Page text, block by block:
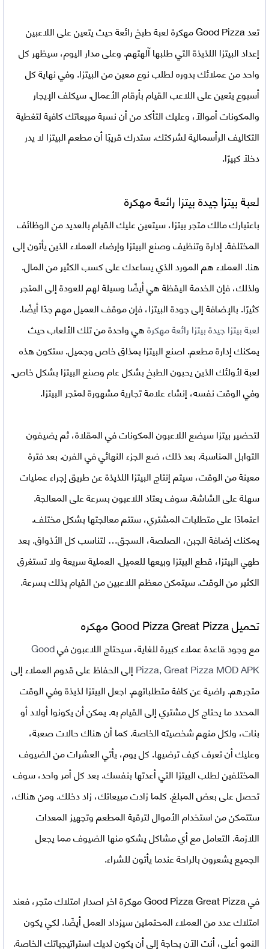
تعدGood Pizza مهكرة
لعبة طبخ رائعة حيث يتعين على اللاعبين
إعداد البيتزا اللذيذة التي طلبها آلهتهم. وعلى مدار اليوم، سيظهر كل
واحد من عملائك بدوره لطلب نوع معين من البيتزا. وفي نهاية كل
أسبوع يتعين على اللاعب القيام بأرقام الأعمال. سيكلف الإيجار
والمكونات أموالاً، وعليك التأكد من أن نسبة مبيعاتك كافية لتغطية
التكاليف الرأسمالية لشركتك. ستدرك قريبًا أن مطعم البيتزا لا يدر
دخلاً كبيرًا.
لعبة بيتزا جيدة بيتزا رائعة مهكرة
باعتبارك مالك متجر بيتزا، سيتعين عليك القيام بالعديد من الوظائف
المختلفة. إدارة وتنظيف وصنع البيتزا وإرضاء العملاء الذين يأتون إلى
هنا. العملاء هم المورد الذي يساعدك على كسب الكثير من المال.
ولذلك، فإن الخدمة اليقظة هي أيضًا وسيلة لهم للعودة إلى المتجر
كثيرًا. بالإضافة إلى جودة البيتزا، فإن موقف العميل مهم جدًا أيضًا.
لعبة بيتزا جيدة بيتزا رائعة مهكرةهي واحدة من تلك الألعاب حيث
يمكنك إدارة مطعم. اصنع البيتزا بمذاق خاص وجميل. ستكون هذه
لعبة لأولئك الذين يحبون الطبخ بشكل عام وصنع البيتزا بشكل خاص.
وفي الوقت نفسه، إنشاء علامة تجارية مشهورة لمتجر البيتزا.
لتحضير بيتزا سيضع اللاعبون المكونات في المقلاة، ثم يضيفون
التوابل المناسبة. بعد ذلك، ضع الجزء النهائي في الفرن. بعد فترة
معينة من الوقت، سيتم إنتاج البيتزا اللذيذة عن طريق إجراء عمليات
سهلة على الشاشة. سوف يعتاد اللاعبون بسرعة على المعالجة.
اعتمادًا على متطلبات المشتري، ستتم معالجتها بشكل مختلف.
يمكنك إضافة الجبن، الصلصة، السجق… لتناسب كل الأذواق. بعد
طهي البيتزا، قطع البيتزا وبيعها للعميل. العملية سريعة ولا تستغرق
الكثير من الوقت. سيتمكن معظم اللاعبين من القيام بذلك بسرعة.
تحميلGood Pizza Great Pizza مهكره
مع وجود قاعدة عملاء كبيرة للغاية، سيحتاج اللاعبون فيGood
Pizza, Great Pizza MOD APKإلى الحفاظ على قدوم العملاء إلى
متجرهم. راضية عن كافة متطلباتهم. اجعل البيتزا لذيذة وفي الوقت
المحدد ما يحتاج كل مشتري إلى القيام به. يمكن أن يكونوا أولاد أو
بنات، ولكل منهم شخصيته الخاصة. كما أن هناك حالات صعبة،
وعليك أن تعرف كيف ترضيها. كل يوم، يأتي العشرات من الضيوف
المختلفين لطلب البيتزا التي أعدتها بنفسك. بعد كل أمر واحد، سوف
تحصل على بعض المبلغ. كلما زادت مبيعاتك، زاد دخلك. ومن هناك،
ستتمكن من استخدام الأموال لترقية المطعم وتجهيز المعدات
اللازمة. التعامل مع أي مشاكل يشكو منها الضيوف مما يجعل
الجميع يشعرون بالراحة عندما يأتون للشراء.
فيGood Pizza Great Pizza مهكرة
اخر اصدار امتلاك متجر، فعند
امتلاك عدد من العملاء المحتملين سيزداد العمل أيضًا. لكي يكون
النمو أعلى، أنت الآن بحاجة إلى أن يكون لديك استراتيجياتك الخاصة.